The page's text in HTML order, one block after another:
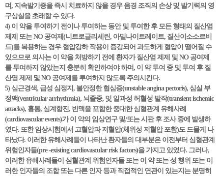
며, 지속발기증을 즉시 치료하지 않을 경우 음경 조직의 손상 및 발기력의 영
구상실을 초래할 수 있다.
4) 이 약을 투여하기 전이나 투여하는 동안 및 투여한 후 모든 형태의 질산염
제제 또는 NO 공여제(니트로글리세린, 아밀나이트레이트, 질산이소소르비
드)를 복용하는 경우 혈압강하 작용이 증강되어 과도하게 혈압이 떨어질 수
있으므로 의사는 이 약을 처방하기 전에 환자가 질산염 제제 및 NO 공여제
를 투여하지 않았는지 충분히 확인하여야 하며, 이 약 투여 중 및 투여 후 질
산염 제제 및 NO 공여제를 투여하지 않도록 주의시킨다.
5) 심근경색, 급성 심정지, 불안정한 협심증(unstable angina pectoris), 심실 부
정맥(ventricular arrhythmia), 뇌졸중, 및 일과성 허혈성 발작(transient ischemic
attacks), 흉통, 심계항진, 빈맥을 포함한 중대한 심혈관계 유해사례
(cardiovascular events)가 이 약의 임상연구 및/또는 시판 후 조사 중에 발생하
였다. 또한 임상시험에서 고혈압과 저혈압(체위성 저혈압 포함)도 드물게 나
타났다. 이러한 유해사례들이 나타난 환자들의 대부분은 이전부터 심혈관계
위험인자들(pre -existing cardiovascular risk factors)을 가지고 있었다. 그러나,
이러한 유해사례들이 심혈관계 위험인자들 또는 이 약 또는 성 행위 또는 이
러한 인자들의 조합 또는 다른 인자 등과 직접적인 연관이 있는지는 분명히